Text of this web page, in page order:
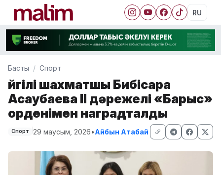
RU
Басты Спорт
Әйгілі шахматшы Бибісара
Асаубаева ІІ дәрежелі «Барыс»
орденімен наградталды
Спорт 29 маусым, 2026•Айбын Атабай